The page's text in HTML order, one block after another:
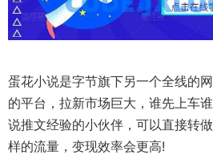
蛋花小说是字节旗下另一个全线的
的平台，拉新市场巨大，谁先上车
说推文经验的小伙伴，可以直接转
样的流量，变现效率会更高!